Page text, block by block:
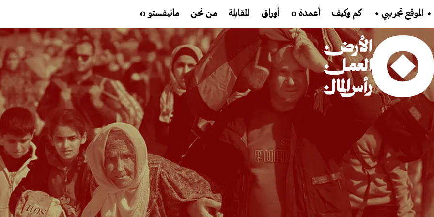
تجاوز إلى المحتوى الرئيسي
Main navigation
⬩ الموقع تجريبي ⬩ كم وكيف أعمدة 0 أوراق المقابلة من نحن مانيفستو 0
Main Content